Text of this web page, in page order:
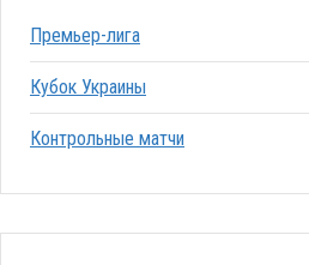
Премьер-лига
Кубок Украины
Контрольные матчи